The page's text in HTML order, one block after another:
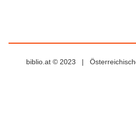
biblio.at © 2023 |